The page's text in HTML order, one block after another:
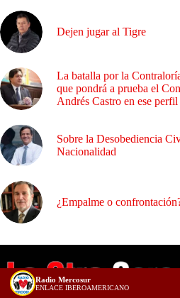
Dejen jugar al Tigre
La batalla por la
que pondrá a prueba el
Andrés Castro en ese perfil
Sobre la Desobediencia
Nacionalidad
¿Empalme o
Radio Mercosur
ENLACE IBEROAMERICANO